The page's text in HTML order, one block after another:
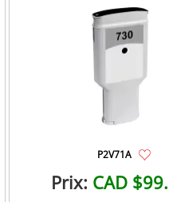
P2V71A
Prix: CAD